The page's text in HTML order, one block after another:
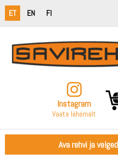
ET EN FI
Instagram
Vaata lähemalt
Ava rehvi ja